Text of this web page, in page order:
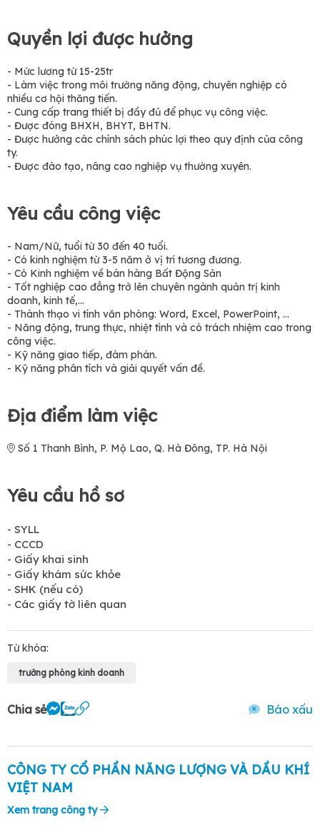
Quyền lợi được hưởng
- Mức lương từ 15-25tr
- Làm việc trong môi trường năng động, chuyên nghiệp có
nhiều cơ hội thăng tiến.
- Cung cấp trang thiết bị đầy đủ để phục vụ công việc.
- Được đóng BHXH, BHYT, BHTN.
- Được hưởng các chính sách phúc lợi theo quy định của công
ty.
- Được đào tạo, nâng cao nghiệp vụ thường xuyên.
Yêu cầu công việc
- Nam/Nữ, tuổi từ 30 đến 40 tuổi.
- Có kinh nghiệm từ 3-5 năm ở vị trí tương đương.
- Có Kinh nghiệm về bán hàng Bất Động Sản
- Tốt nghiệp cao đẳng trở lên chuyên ngành quản trị kinh
doanh, kinh tế,…
- Thành thạo vi tính văn phòng: Word, Excel, PowerPoint, ...
- Năng động, trung thực, nhiệt tình và có trách nhiệm cao trong
công việc.
- Kỹ năng giao tiếp, đàm phán.
- Kỹ năng phân tích và giải quyết vấn đề.
Địa điểm làm việc
Số 1 Thanh Bình, P. Mộ Lao, Q. Hà Đông, TP. Hà Nội
Yêu cầu hồ sơ
- SYLL
- CCCD
- Giấy khai sinh
- Giấy khám sức khỏe
- SHK (nếu có)
- Các giấy tờ liên quan
Từ khóa:
trưởng phòng kinh doanh
Chia sẻ Báo xấu
CÔNG TY CỔ PHẦN NĂNG LƯỢNG VÀ DẦU KHÍ
VIỆT NAM
Xem trang công ty